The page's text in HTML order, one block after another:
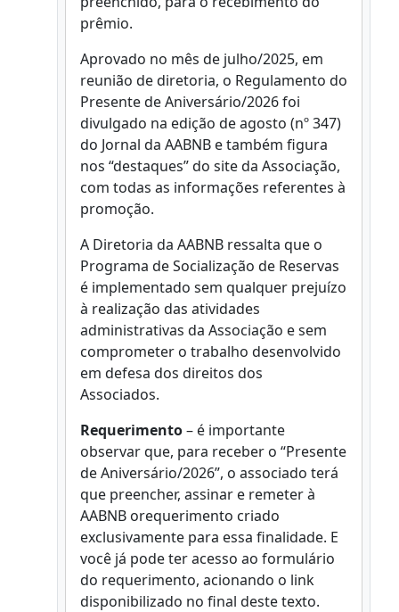
prêmio.
Aprovado no mês de julho/2025, em
reunião de diretoria, o Regulamento do
Presente de Aniversário/2026 foi
divulgado na edição de agosto (nº 347)
do Jornal da AABNB e também figura
nos “destaques” do site da Associação,
com todas as informações referentes à
promoção.
A Diretoria da AABNB ressalta que o
Programa de Socialização de Reservas
é implementado sem qualquer prejuízo
à realização das atividades
administrativas da Associação e sem
comprometer o trabalho desenvolvido
em defesa dos direitos dos
Associados.
Requerimento– é importante
observar que, para receber o “Presente
de Aniversário/2026”, o associado terá
que preencher, assinar e remeter à
AABNB orequerimento criado
exclusivamente para essa finalidade. E
você já pode ter acesso ao formulário
do requerimento, acionando o link
disponibilizado no final deste texto.